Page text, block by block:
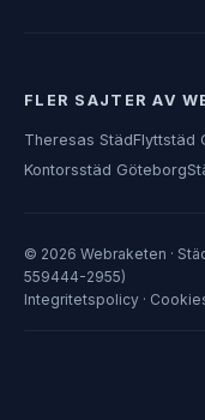
FLER SAJTER AV
Theresas StädFlyttstäd
Kontorsstäd Göteborg
© 2026 Webraketen ·
559444-2955)
Integritetspolicy ·